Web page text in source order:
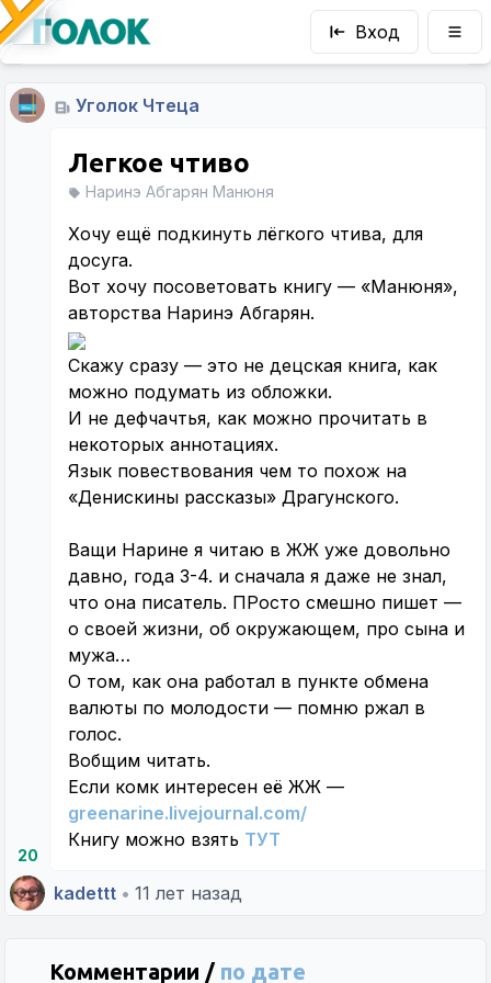
Вход
Уголок Чтеца
20
Легкое чтиво
Наринэ Абгарян Манюня
Хочу ещё подкинуть лёгкого чтива, для
досуга.
Вот хочу посоветовать книгу — «Манюня»,
авторства Наринэ Абгарян.
Скажу сразу — это не децская книга, как
можно подумать из обложки.
И не дефчачтья, как можно прочитать в
некоторых аннотациях.
Язык повествования чем то похож на
«Денискины рассказы» Драгунского.
Ващи Нарине я читаю в ЖЖ уже довольно
давно, года 3-4. и сначала я даже не знал,
что она писатель. ПРосто смешно пишет —
о своей жизни, об окружающем, про сына и
мужа…
О том, как она работал в пункте обмена
валюты по молодости — помню ржал в
голос.
Вобщим читать.
Если комк интересен её ЖЖ —
greenarine.livejournal.com/
Книгу можно взять ТУТ
kadettt • 11 лет назад
Комментарии / по дате